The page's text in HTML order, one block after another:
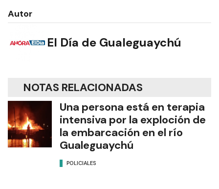
Autor
El Día de Gualeguaychú
NOTAS RELACIONADAS
Una persona está en terapia
intensiva por la exploción de
la embarcación en el río
Gualeguaychú
POLICIALES